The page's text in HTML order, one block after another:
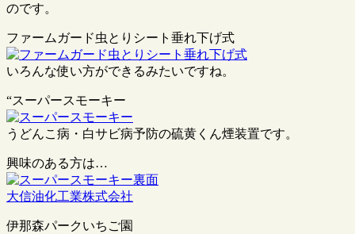
のです。
ファームガード虫とりシート垂れ下げ式
いろんな使い方ができるみたいですね。
“スーパースモーキー
うどんこ病・白サビ病予防の硫黄くん煙装置です。
興味のある方は…
大信油化工業株式会社
伊那森パークいちご園